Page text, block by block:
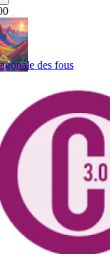
des fous